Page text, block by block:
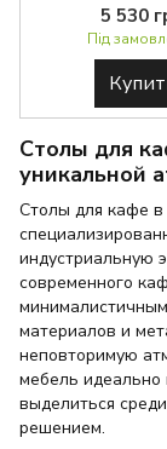
5 530
Під
Столы для
уникальной
Столы для кафе в
индустриальную
современного
материалов и
неповторимую
мебель идеально
выделиться
решением.